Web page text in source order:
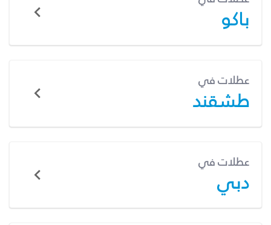
باكو
عطلات في
طشقند
عطلات في
دبي